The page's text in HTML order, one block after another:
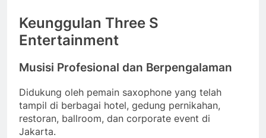
Keunggulan Three S
Entertainment
Musisi Profesional dan Berpengalaman
Didukung oleh pemain saxophone yang telah
tampil di berbagai hotel, gedung pernikahan,
restoran, ballroom, dan corporate event di
Jakarta.